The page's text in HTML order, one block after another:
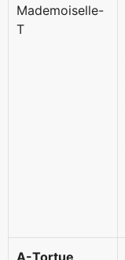
A-Tortue